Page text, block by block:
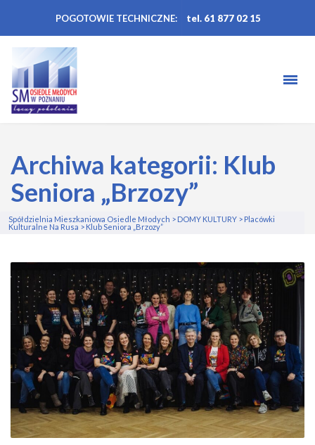
POGOTOWIE TECHNICZNE: tel. 61 877 02 15
Archiwa kategorii: Klub
Seniora „Brzozy”
Spółdzielnia Mieszkaniowa Osiedle Młodych > DOMY KULTURY > Placówki
Kulturalne Na Rusa > Klub Seniora „Brzozy”